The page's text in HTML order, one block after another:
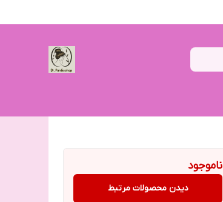
ناموجود
دیدن محصولات مرتبط